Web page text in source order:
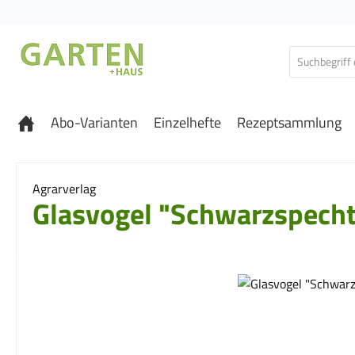
Abo-Varianten Einzelhefte Rezeptsammlung
Agrarverlag
Glasvogel